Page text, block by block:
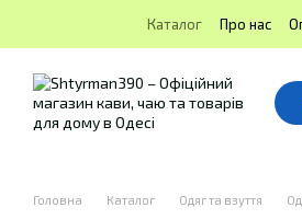
Перейти до основного контенту
Каталог Про нас
Блог | Shtyrman390
Головна Каталог Одяг та взуття